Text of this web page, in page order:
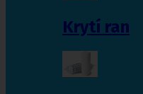
Krytí ran